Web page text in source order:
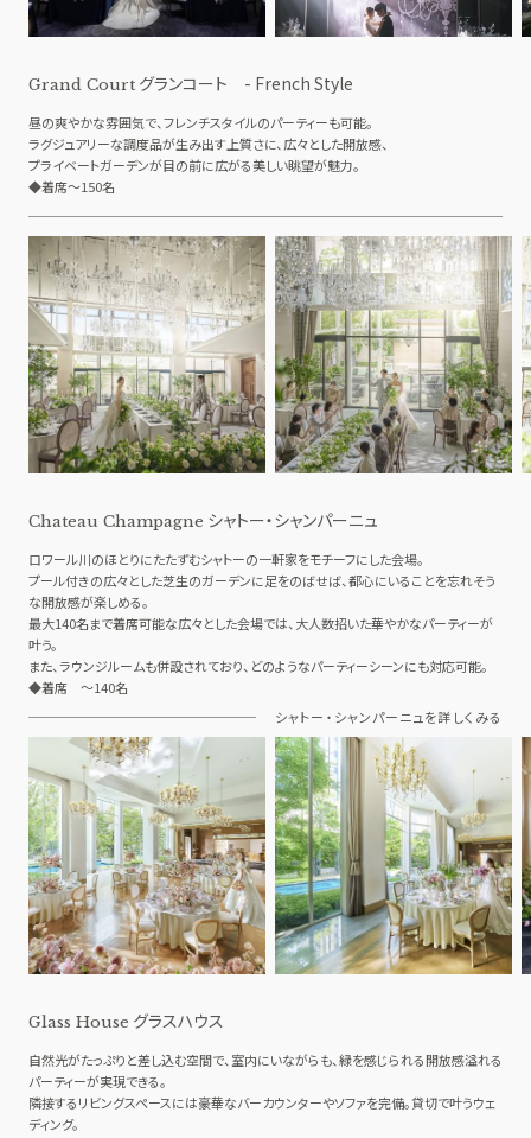
Grand Court グランコート - French Style
昼の爽やかな雰囲気で、フレンチスタイルのパーティーも可能。
ラグジュアリーな調度品が生み出す上質さに、広々とした開放感、
プライベートガーデンが目の前に広がる美しい眺望が魅力。
◆着席～150名
Chateau Champagne シャトー・シャンパーニュ
ロワール川のほとりにたたずむシャトーの一軒家をモチーフにした会場。
プール付きの広々とした芝生のガーデンに足をのばせば、都心にいることを忘れそう
な開放感が楽しめる。
最大140名まで着席可能な広々とした会場では、大人数招いた華やかなパーティーが
叶う。
また、ラウンジルームも併設されており、どのようなパーティーシーンにも対応可能。
◆着席 ～140名
シャトー・シャンパーニュを詳しくみる
Glass House グラスハウス
自然光がたっぷりと差し込む空間で、室内にいながらも、緑を感じられる開放感溢れる
パーティーが実現できる。
隣接するリビングスペースには豪華なバーカウンターやソファを完備。貸切で叶うウェ
ディング。